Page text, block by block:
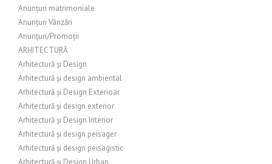
Anunțuri matrimoniale
Anunțuri Vânzări
Anunțuri/Promoții
ARHITECTURĂ
Arhitectură și Design
Arhitectură și design ambiental
Arhitectură și Design Exterioar
Arhitectură și design exterior
Arhitectură și Design Interior
Arhitectură și design peisager
Arhitectură și design peisagistic
Arhitectură și Design Urban